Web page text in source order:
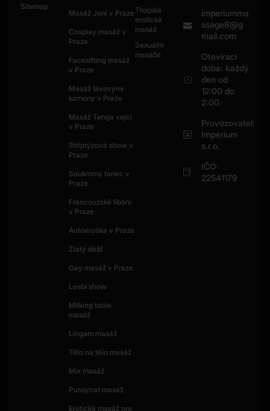
Sitemap
Masáž Joni v Praze
Cosplay masáž v
Praze
Facesitting masáž
v Praze
Masáž lávovými
kameny v Praze
Masáž Tenga vejci
v Praze
Striptýzová show v
Praze
Soukromý tanec v
Praze
Francouzské líbání
v Praze
Autoerotika v Praze
Zlatý déšť
Gay masáž v Praze
Lesbi show
Milking table
masáž
Lingam masáž
Tělo na tělo masáž
Mix masáž
Pussycat masáž
Erotická masáž pro
Thajská
erotická
masáž
Sexuální
masáže
imperiumma
ssage8@g
mail.com
Otevírací
doba: každý
den od
12:00 do
2:00.
Provozovatel:
Imperium
s.r.o.
IČO:
22541179